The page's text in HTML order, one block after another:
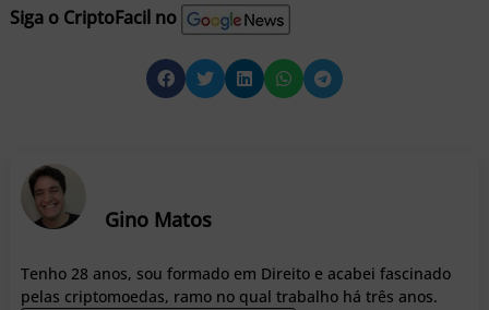
Siga o CriptoFacil no
Gino Matos
Tenho 28 anos, sou formado em Direito e acabei fascinado
pelas criptomoedas, ramo no qual trabalho há três anos.